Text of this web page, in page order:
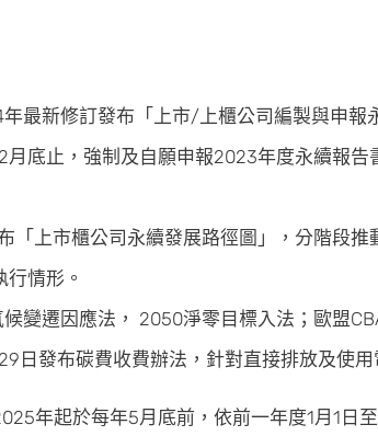
最新修訂發布「上市/上櫃公司編製與申
月底止，強制及自願申報2023年度永續報
「上市櫃公司永續發展路徑圖」，分階段
情形。
變遷因應法， 2050淨零目標入法；歐盟
日發布碳費收費辦法，針對直接排放及使
年起於每年5月底前，依前一年度1月1日